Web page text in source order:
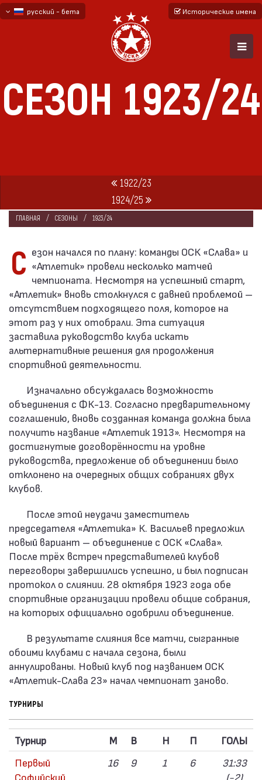
русский - бета
Исторические имена
СЕЗОН 1923/24
1922/23
1924/25
ГЛАВНАЯ СЕЗОНЫ 1923/24
Сезон начался по плану: команды ОСК «Слава» и «Атлетик» провели несколько матчей
чемпионата. Несмотря на успешный старт,
«Атлетик» вновь столкнулся с давней проблемой –
отсутствием подходящего поля, которое на
этот раз у них отобрали. Эта ситуация
заставила руководство клуба искать
альтернативные решения для продолжения
спортивной деятельности.
Изначально обсуждалась возможность
объединения с ФК-13. Согласно предварительному
соглашению, вновь созданная команда должна была
получить название «Атлетик 1913». Несмотря на
достигнутые договорённости на уровне
руководства, предложение об объединении было
отклонено на очередных общих собраниях двух
клубов.
После этой неудачи заместитель
председателя «Атлетика» К. Васильев предложил
новый вариант – объединение с ОСК «Слава».
После трёх встреч представителей клубов
переговоры завершились успешно, и был подписан
протокол о слиянии. 28 октября 1923 года обе
спортивные организации провели общие собрания,
на которых официально одобрили объединение.
В результате слияния все матчи, сыгранные
обоими клубами с начала сезона, были
аннулированы. Новый клуб под названием ОСК
«Атлетик-Слава 23» начал чемпионат заново.
ТУРНИРЫ
Турнир M В Н П
ГОЛЫ
Первый
Софийский
16 9 1 6
31:33
(-2)